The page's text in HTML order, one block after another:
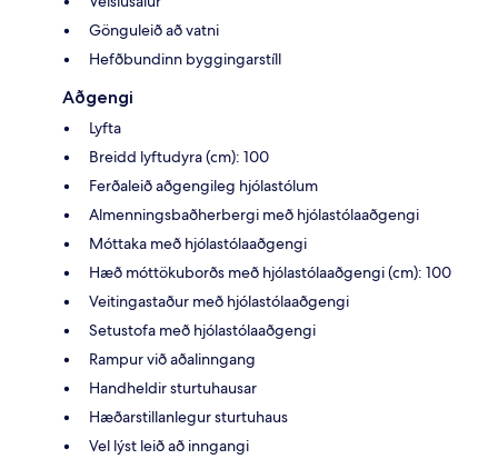
Gönguleið að vatni
Hefðbundinn byggingarstíll
Aðgengi
Lyfta
Breidd lyftudyra (cm): 100
Ferðaleið aðgengileg hjólastólum
Almenningsbaðherbergi með hjólastólaaðgengi
Móttaka með hjólastólaaðgengi
Hæð móttökuborðs með hjólastólaaðgengi (cm): 100
Veitingastaður með hjólastólaaðgengi
Setustofa með hjólastólaaðgengi
Rampur við aðalinngang
Handheldir sturtuhausar
Hæðarstillanlegur sturtuhaus
Vel lýst leið að inngangi